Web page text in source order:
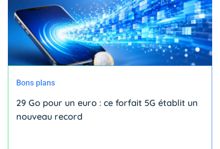
Bons plans
29 Go pour un euro : ce forfait 5G établit un
nouveau record